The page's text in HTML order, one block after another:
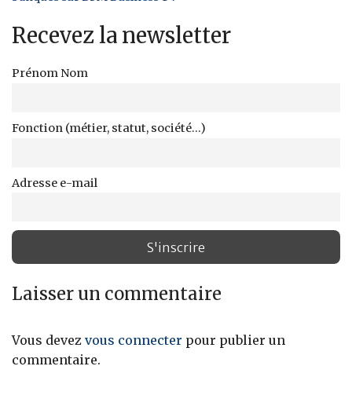
Recevez la newsletter
Prénom Nom
Fonction (métier, statut, société...)
Adresse e-mail
Laisser un commentaire
Vous devez vous connecter pour publier un
commentaire.